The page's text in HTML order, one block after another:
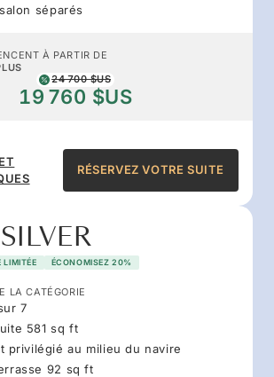
séparés
À PARTIR DE
24 700 $US
19 760 $US
RÉSERVEZ VOTRE SUITE
LIMITÉE ÉCONOMISEZ 20%
LA CATÉGORIE
7
581 sq ft
privilégié au milieu du navire
92 sq ft